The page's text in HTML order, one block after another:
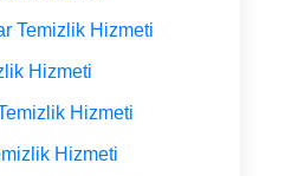
Temizlik Hizmeti
Hizmeti
Hizmeti
Hizmeti